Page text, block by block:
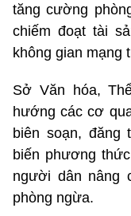
tăng cường
chiếm đoạt tài
không gian mạng
Sở Văn hóa,
hướng các cơ
biên soạn, đăng
biến phương
người dân nâng
phòng ngừa.